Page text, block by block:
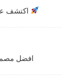
اكتشف
افضل